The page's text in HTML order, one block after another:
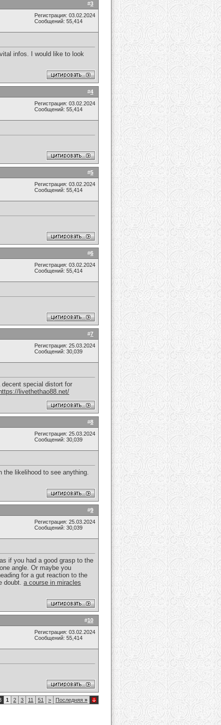
#3
Регистрация: 03.02.2024
Сообщений: 55,414
infos. I would like to look
#4
Регистрация: 03.02.2024
Сообщений: 55,414
#5
Регистрация: 03.02.2024
Сообщений: 55,414
#6
Регистрация: 03.02.2024
Сообщений: 55,414
#7
Регистрация: 25.03.2024
Сообщений: 30,039
special distort for
https://livethethao88.net/
#8
Регистрация: 25.03.2024
Сообщений: 30,039
likelihood to see anything.
#9
Регистрация: 25.03.2024
Сообщений: 30,039
if you had a good grasp to the
angle. Or maybe you
for a gut reaction to the
doubt. a course in miracles
#10
Регистрация: 03.02.2024
Сообщений: 55,414
1 2 3 11 51 > Последняя »